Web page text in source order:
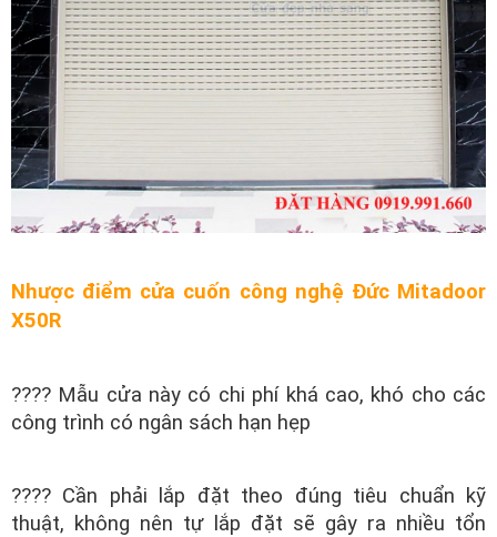
Nhược điểm cửa cuốn công nghệ Đức Mitadoor
X50R
???? Mẫu cửa này có chi phí khá cao, khó cho các
công trình có ngân sách hạn hẹp
???? Cần phải lắp đặt theo đúng tiêu chuẩn kỹ
thuật, không nên tự lắp đặt sẽ gây ra nhiều tổn